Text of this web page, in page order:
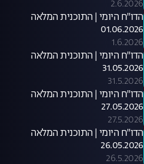
2.6.2026
הדו"ח היומי | התוכנית המלאה
01.06.2026
1.6.2026
הדו"ח היומי | התוכנית המלאה
31.05.2026
31.5.2026
הדו"ח היומי | התוכנית המלאה
27.05.2026
27.5.2026
הדו"ח היומי | התוכנית המלאה
26.05.2026
26.5.2026